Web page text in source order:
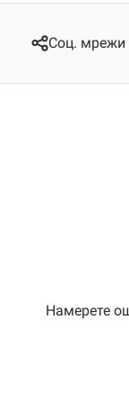
Соц. мрежи
Намерете